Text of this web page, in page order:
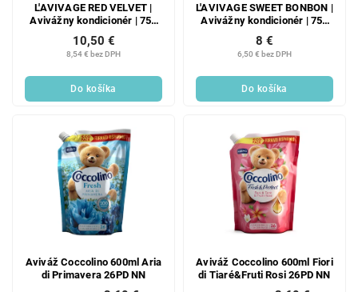
L'AVIVAGE RED VELVET |
Avivážny kondicionér | 750
8,54 € bez DPH
10,50 €
Do košíka
L'AVIVAGE SWEET BONBON |
Avivážny kondicionér | 750
6,50 € bez DPH
8 €
Do košíka
Aviváž Coccolino 600ml Aria
di Primavera 26PD NN
Aviváž Coccolino 600ml Fiori
di Tiaré&Fruti Rosi 26PD NN